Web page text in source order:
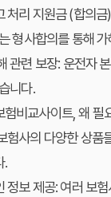
처리 지원금 (합의금
형사합의를 통해
관련 보장: 운전자
니다.
험비교사이트, 왜 필
험사의 다양한 상품
.
정보 제공:여러 보